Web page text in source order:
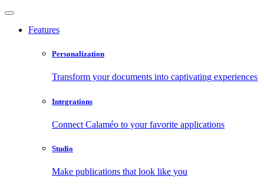
Features
Personalization
Transform your documents into captivating experiences
Integrations
Connect Calaméo to your favorite applications
Studio
Make publications that look like you